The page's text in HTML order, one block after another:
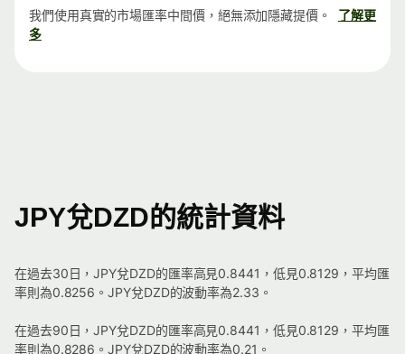
我們使用真實的市場匯率中間價，絕無添加隱藏提價。
了解更
多
JPY兌DZD的統計資料
在過去30日，JPY兌DZD的匯率高見0.8441，低見0.8129，平均匯
率則為0.8256。JPY兌DZD的波動率為2.33。
在過去90日，JPY兌DZD的匯率高見0.8441，低見0.8129，平均匯
率則為0.8286。JPY兌DZD的波動率為0.21。